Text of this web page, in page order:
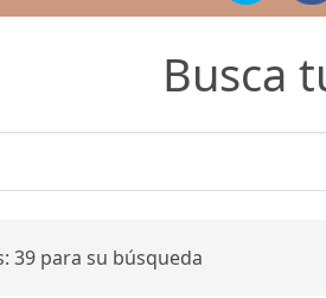
Busca
39 para su búsqueda